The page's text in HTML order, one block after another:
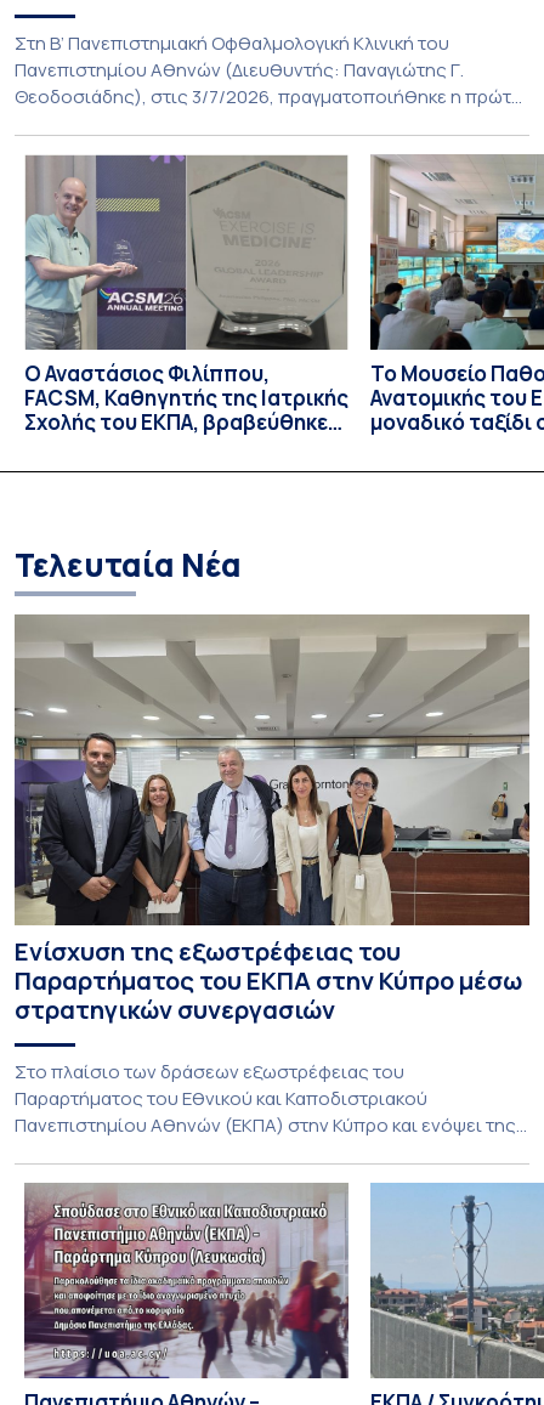
Στη Β’ Πανεπιστημιακή Οφθαλμολογική Κλινική του
Πανεπιστημίου Αθηνών (Διευθυντής: Παναγιώτης Γ.
Θεοδοσιάδης), στις 3/7/2026, πραγματοποιήθηκε η πρώτη
PDS) στο πλαίσιο της διεθνούς κλινικής μελέτης Sightspire
σε ασθενή 82 ετών με ηλικιακή εκφύλιση ωχράς υγρού
τύπου. Το ένθεμα αυτό αποτελεί καινοτόμο θεραπεία για
ασθενείς με νεοαγγειακή ηλικιακή εκφύλιση ωχράς, […]
Ο Αναστάσιος Φιλίππου,
FACSM, Καθηγητής της Ιατρικής
Σχολής του ΕΚΠΑ, βραβεύθηκε
Global Leadership Award 2026
Το Μουσείο
Ανατομικής του
μοναδικό ταξίδι
Τελευταία Νέα
Ενίσχυση της εξωστρέφειας του
Παραρτήματος του ΕΚΠΑ στην Κύπρο μέσω
στρατηγικών συνεργασιών
Στο πλαίσιο των δράσεων εξωστρέφειας του
Παραρτήματος του Εθνικού και Καποδιστριακού
Πανεπιστημίου Αθηνών (ΕΚΠΑ) στην Κύπρο και ενόψει της
Τμήματος Οικονομικών Επιστημών και του Τμήματος
Διοίκησης Επιχειρήσεων και Οργανισμών τον Σεπτέμβριο
του 2026, ο Κοσμήτορας της Σχολής Οικονομικών και
Πολιτικών Επιστημών, Καθηγητής Νικόλαος Ηρειώτης, και ο
Πρόεδρος του Τμήματος […]